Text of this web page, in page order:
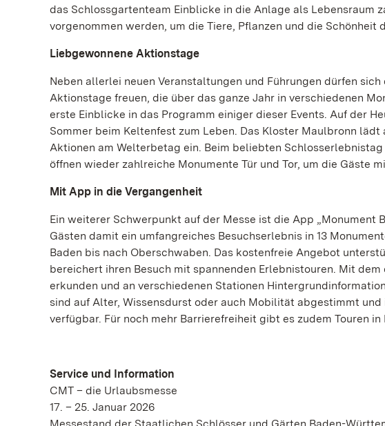
das Schlossgartenteam Einblicke in die Anlage als Lebensraum
vorgenommen werden, um die Tiere, Pflanzen und die Schönheit
Liebgewonnene Aktionstage
Neben allerlei neuen Veranstaltungen und Führungen dürfen
Aktionstage freuen, die über das ganze Jahr in verschiedenen
erste Einblicke in das Programm einiger dieser Events. Auf der
Sommer beim Keltenfest zum Leben. Das Kloster Maulbronn
Aktionen am Welterbetag ein. Beim beliebten
öffnen wieder zahlreiche Monumente Tür und Tor, um die Gäste
Mit App in die Vergangenheit
Ein weiterer Schwerpunkt auf der Messe ist die App „Monument
Gästen damit ein umfangreiches Besuchserlebnis in 13
Baden bis nach Oberschwaben. Das kostenfreie Angebot
bereichert ihren Besuch mit spannenden Erlebnistouren. Mit
erkunden und an verschiedenen Stationen
sind auf Alter, Wissensdurst oder auch Mobilität abgestimmt
verfügbar. Für noch mehr Barrierefreiheit gibt es zudem Touren
Service und Information
CMT – die Urlaubsmesse
17. – 25. Januar 2026